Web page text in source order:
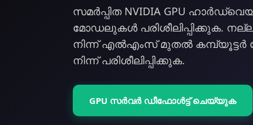
സമർപ്പിത NVIDIA GPU
മോഡലുകള്‍ പരിശീലിപ്പിക്കുക.
നിന്ന് എല്‍എംസ് മുതല്‍ കമ്പ്യൂട്ടര്‍
നിന്ന് പരിശീലിപ്പിക്കുക.
GPU സര്‍വര്‍ ഡീഫോള്‍ട്ട് ചെയ്യുക